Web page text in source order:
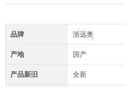
品牌 浙远奥
产地 国产
产品新旧 全新